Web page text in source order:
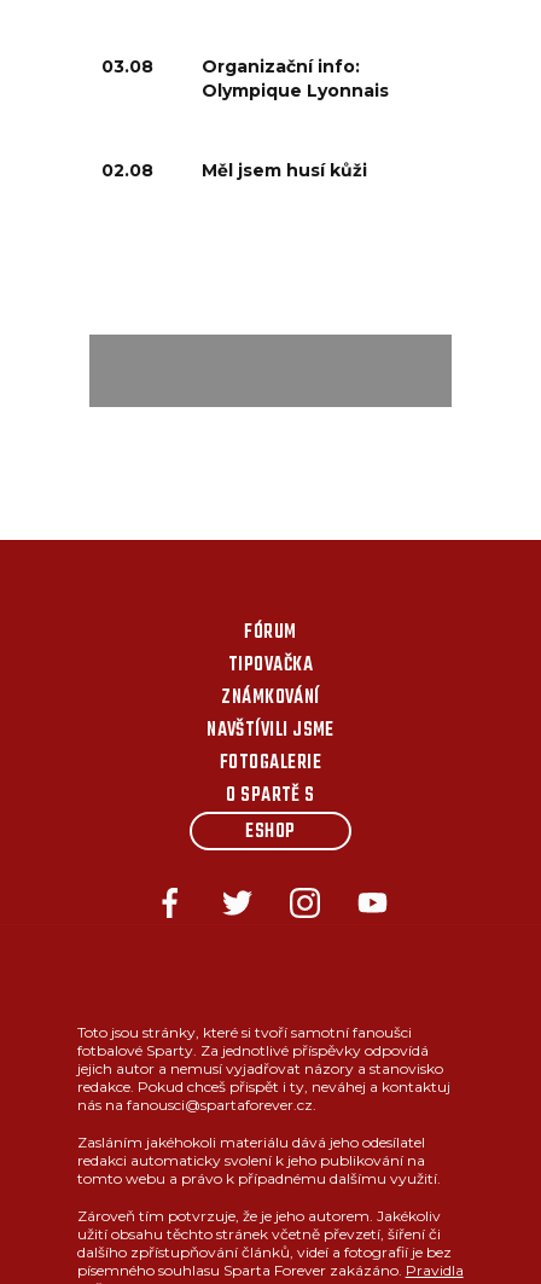
03.08
Organizační info:
Olympique Lyonnais
02.08 Měl jsem husí kůži
FÓRUM
TIPOVAČKA
ZNÁMKOVÁNÍ
NAVŠTÍVILI JSME
FOTOGALERIE
O SPARTĚ S
ESHOP
Toto jsou stránky, které si tvoří samotní fanoušci
fotbalové Sparty. Za jednotlivé příspěvky odpovídá
jejich autor a nemusí vyjadřovat názory a stanovisko
redakce. Pokud chceš přispět i ty, neváhej a kontaktuj
nás na fanousci@spartaforever.cz.
Zasláním jakéhokoli materiálu dává jeho odesílatel
redakci automaticky svolení k jeho publikování na
tomto webu a právo k případnému dalšímu využití.
Zároveň tím potvrzuje, že je jeho autorem. Jakékoliv
užití obsahu těchto stránek včetně převzetí, šíření či
dalšího zpřístupňování článků, videí a fotografií je bez
písemného souhlasu Sparta Forever zakázáno. Pravidla